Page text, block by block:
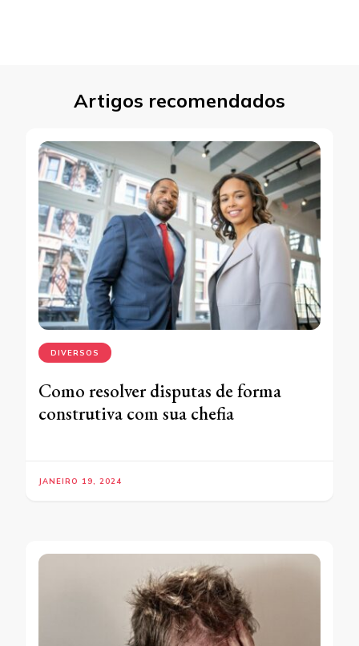
Artigos recomendados
DIVERSOS
Como resolver disputas de forma
construtiva com sua chefia
JANEIRO 19, 2024